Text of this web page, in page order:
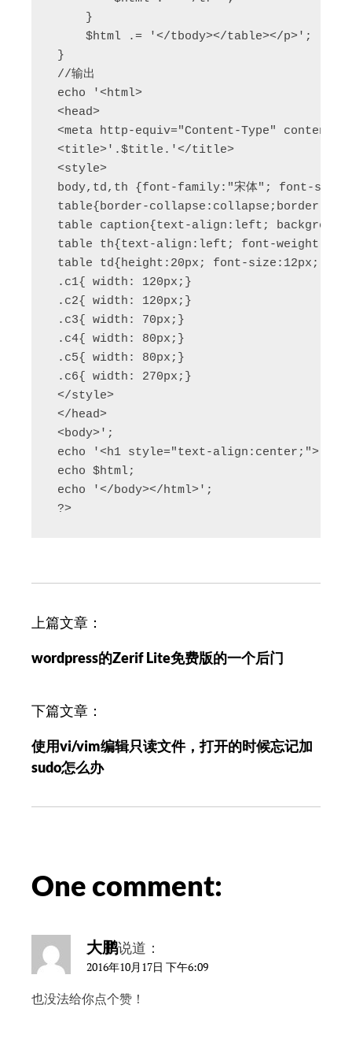
     }
     $html .= '</tbody></table></p>';
}
//输出
echo '<html>
<head>
<meta http-equiv="Content-Type"
<title>'.$title.'</title>
<style>
body,td,th {font-family:"宋体"; font-
table{border-
table caption{text-align:left;
table th{text-align:left; font-
table td{height:20px; font-size:12px;
.c1{ width: 120px;}
.c2{ width: 120px;}
.c3{ width: 70px;}
.c4{ width: 80px;}
.c5{ width: 80px;}
.c6{ width: 270px;}
</style>
</head>
<body>';
echo '<h1 style="text-
echo $html;
echo '</body></html>';
?>
文
导
上篇文章：
wordpress的Zerif Lite免费版的一个后门
下篇文章：
使用vi/vim编辑只读文件，打开的时候忘记加
sudo怎么办
One comment:
大鹏说道：
2016年10月17日 下午6:09
也没法给你点个赞！